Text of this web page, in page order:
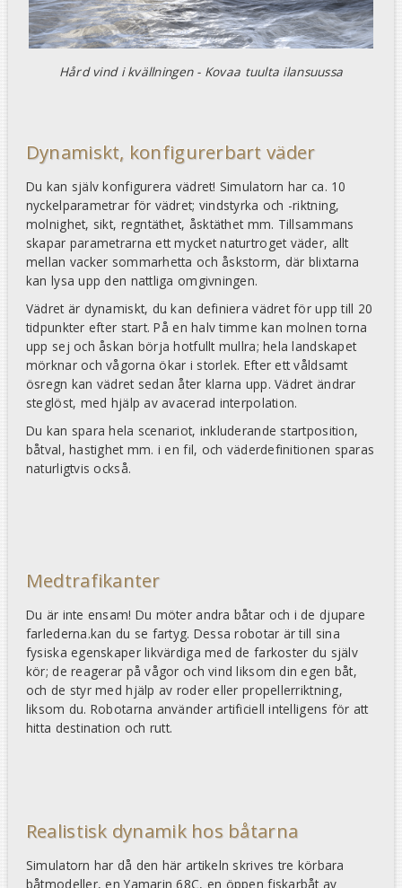
Hård vind i kvällningen - Kovaa tuulta ilansuussa
Dynamiskt, konfigurerbart väder
Du kan själv konfigurera vädret! Simulatorn har ca. 10
nyckelparametrar för vädret; vindstyrka och -riktning,
molnighet, sikt, regntäthet, åsktäthet mm. Tillsammans
skapar parametrarna ett mycket naturtroget väder, allt
mellan vacker sommarhetta och åskstorm, där blixtarna
kan lysa upp den nattliga omgivningen.
Vädret är dynamiskt, du kan definiera vädret för upp till 20
tidpunkter efter start. På en halv timme kan molnen torna
upp sej och åskan börja hotfullt mullra; hela landskapet
mörknar och vågorna ökar i storlek. Efter ett våldsamt
ösregn kan vädret sedan åter klarna upp. Vädret ändrar
steglöst, med hjälp av avacerad interpolation.
Du kan spara hela scenariot, inkluderande startposition,
båtval, hastighet mm. i en fil, och väderdefinitionen sparas
naturligtvis också.
Medtrafikanter
Du är inte ensam! Du möter andra båtar och i de djupare
farlederna.kan du se fartyg. Dessa robotar är till sina
fysiska egenskaper likvärdiga med de farkoster du själv
kör; de reagerar på vågor och vind liksom din egen båt,
och de styr med hjälp av roder eller propellerriktning,
liksom du. Robotarna använder artificiell intelligens för att
hitta destination och rutt.
Realistisk dynamik hos båtarna
Simulatorn har då den här artikeln skrives tre körbara
båtmodeller, en Yamarin 68C, en öppen fiskarbåt av